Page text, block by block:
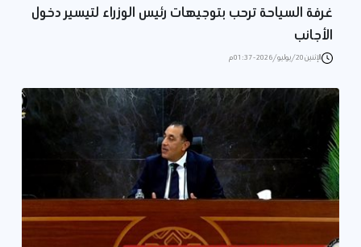
غرفة السياحة ترحب بتوجيهات رئيس الوزراء لتيسير دخول
الأجانب
الإثنين 20/يوليو/2026 - 01:37 م